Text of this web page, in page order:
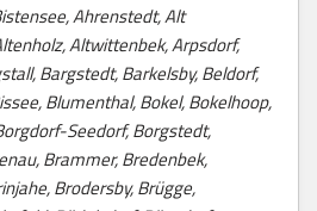
Ahrenstedt, Alt
Altwittenbek, Arpsdorf,
Bargstedt, Barkelsby, Beldorf,
Blumenthal, Bokel, Bokelhoop,
Seedorf, Borgstedt,
Brammer, Bredenbek,
Brodersby, Brügge,